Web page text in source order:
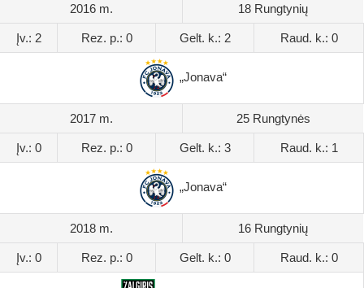
2016 m. 18 Rungtynių
Įv.: 2 Rez. p.: 0 Gelt. k.: 2 Raud. k.: 0
„Jonava“
2017 m. 25 Rungtynės
Įv.: 0 Rez. p.: 0 Gelt. k.: 3 Raud. k.: 1
„Jonava“
2018 m. 16 Rungtynių
Įv.: 0 Rez. p.: 0 Gelt. k.: 0 Raud. k.: 0